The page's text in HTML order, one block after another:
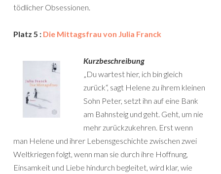
tödlicher Obsessionen.
Platz 5 : Die Mittagsfrau von Julia Franck
Kurzbeschreibung
„Du wartest hier, ich bin gleich
zurück“, sagt Helene zu ihrem kleinen
Sohn Peter, setzt ihn auf eine Bank
am Bahnsteig und geht. Geht, um nie
mehr zurückzukehren. Erst wenn
man Helene und ihrer Lebensgeschichte zwischen zwei
Weltkriegen folgt, wenn man sie durch ihre Hoffnung,
Einsamkeit und Liebe hindurch begleitet, wird klar, wie